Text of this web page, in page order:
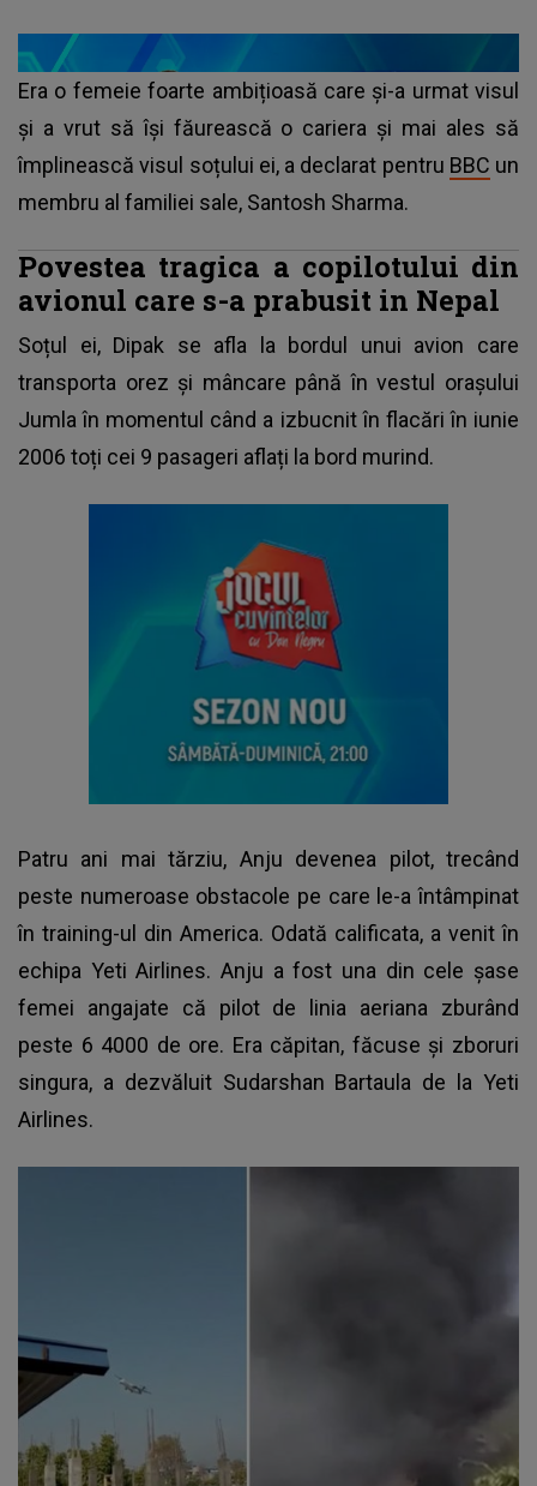
Era o femeie foarte ambițioasă care și-a urmat visul
și a vrut să își făurească o cariera și mai ales să
împlinească visul soțului ei, a declarat pentru BBC un
membru al familiei sale, Santosh Sharma.
Povestea tragica a copilotului din
avionul care s-a prabusit in Nepal
Soțul ei, Dipak se afla la bordul unui avion care
transporta orez și mâncare până în vestul orașului
Jumla în momentul când a izbucnit în flacări în iunie
2006 toți cei 9 pasageri aflați la bord murind.
Patru ani mai tărziu, Anju devenea pilot, trecând
peste numeroase obstacole pe care le-a întâmpinat
în training-ul din America. Odată calificata, a venit în
echipa Yeti Airlines. Anju a fost una din cele șase
femei angajate că pilot de linia aeriana zburând
peste 6 4000 de ore. Era căpitan, făcuse și zboruri
singura, a dezvăluit Sudarshan Bartaula de la Yeti
Airlines.